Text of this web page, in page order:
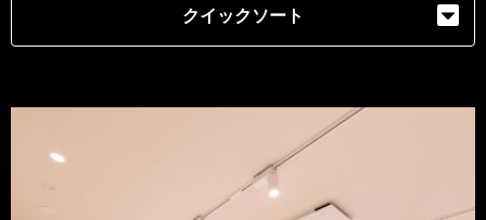
クイックソート